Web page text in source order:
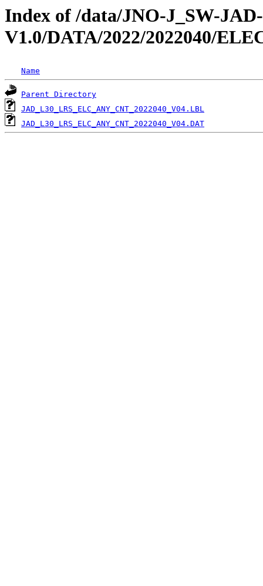
Index of /data/JNO-J_SW-
V1.0/DATA/2022/2022040/
Name
Parent Directory
JAD_L30_LRS_ELC_ANY_CNT_2022040_V04.LBL
JAD_L30_LRS_ELC_ANY_CNT_2022040_V04.DAT